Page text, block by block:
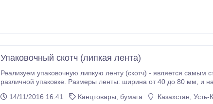
Упаковочный скотч (липкая лента)
Реализуем упаковочную липкую ленту (скотч) - является
14/11/2016 16:41
Канцтовары, бумага Казахстан, Усть-